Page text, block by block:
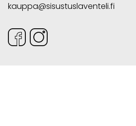
kauppa@sisustuslaventeli.fi